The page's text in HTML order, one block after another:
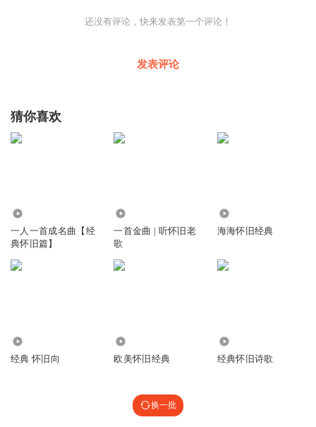
还没有评论，快来发表第一个评论！
发表评论
猜你喜欢
一人一首成名曲【经
典怀旧篇】
一首金曲 | 听怀旧老
歌
海海怀旧经典
经典 怀旧向 欧美怀旧经典 经典怀旧诗歌
换一批